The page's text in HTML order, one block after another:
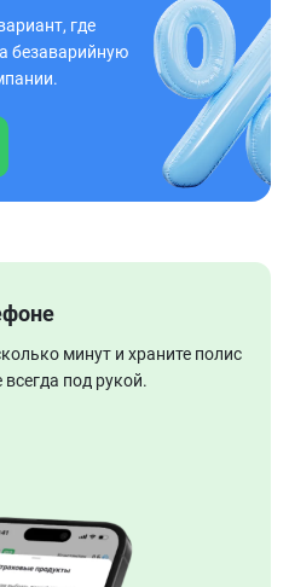
где
безаварийную
минут и храните полис
под рукой.